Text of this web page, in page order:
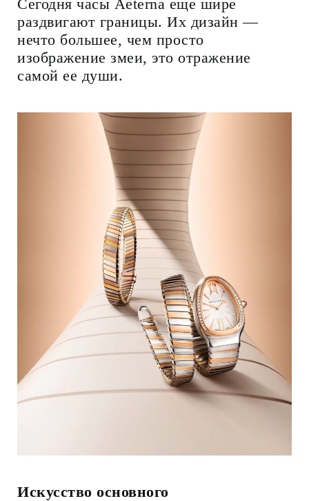
Сегодня часы Aeterna еще шире
раздвигают границы. Их дизайн —
нечто большее, чем просто
изображение змеи, это отражение
самой ее души.
Искусство основного